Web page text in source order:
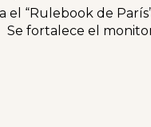
el “Rulebook de
Se fortalece el